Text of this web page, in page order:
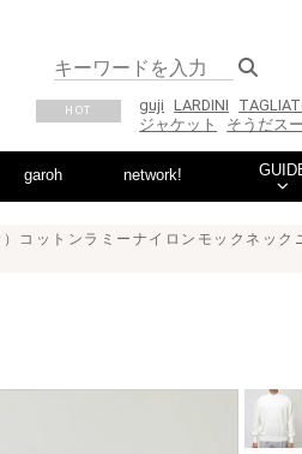
HOT guji LARDINI
ジャケット
そうだス
garoh network!
コットンラミーナイロンモックネッ